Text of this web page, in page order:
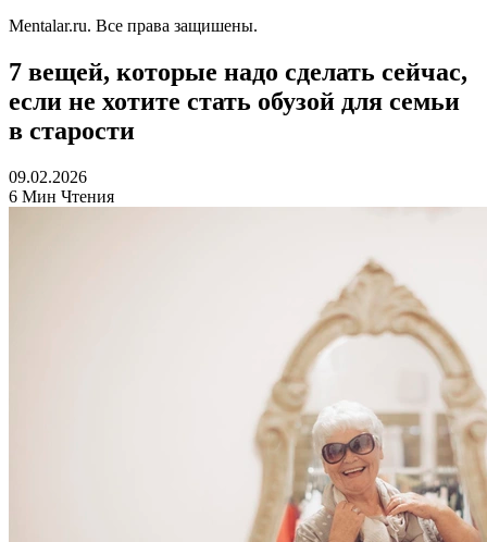
Mentalar.ru. Все права защишены.
7 вещей, которые надо сделать сейчас,
если не хотите стать обузой для семьи
в старости
09.02.2026
6 Мин Чтения